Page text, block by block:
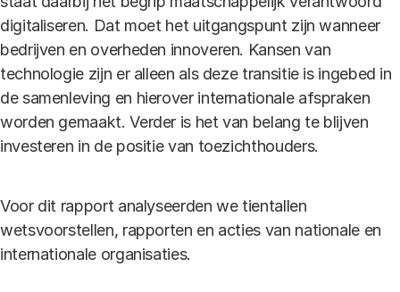
digitaliseren. Dat moet het uitgangspunt zijn wanneer
bedrijven en overheden innoveren. Kansen van
technologie zijn er alleen als deze transitie is ingebed in
de samenleving en hierover internationale afspraken
worden gemaakt. Verder is het van belang te blijven
investeren in de positie van toezichthouders.
Voor dit rapport analyseerden we tientallen
wetsvoorstellen, rapporten en acties van nationale en
internationale organisaties.